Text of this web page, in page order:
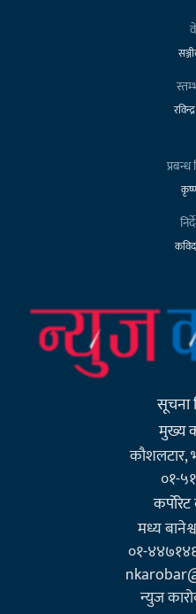
सूचना
मुख्य
कौशलटार,
०१-
मध्य
०१-
न्युज